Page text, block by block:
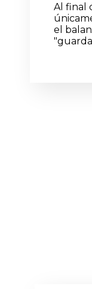
Al final
el